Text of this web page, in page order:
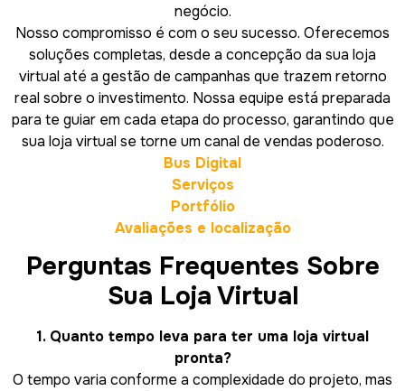
negócio.
Nosso compromisso é com o seu sucesso. Oferecemos
soluções completas, desde a concepção da sua loja
virtual até a gestão de campanhas que trazem retorno
real sobre o investimento. Nossa equipe está preparada
para te guiar em cada etapa do processo, garantindo que
sua loja virtual se torne um canal de vendas poderoso.
Bus Digital
Serviços
Portfólio
Avaliações e localização
Perguntas Frequentes Sobre
Sua Loja Virtual
1. Quanto tempo leva para ter uma loja virtual
pronta?
O tempo varia conforme a complexidade do projeto, mas